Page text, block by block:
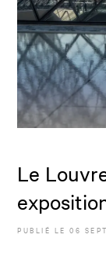
Le
PUBLIÉ LE06